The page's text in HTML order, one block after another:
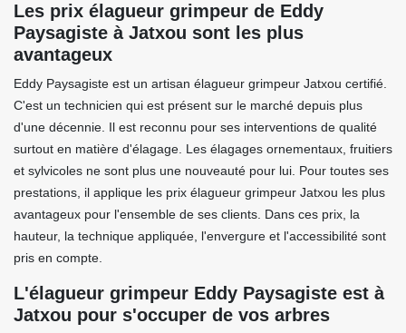
Les prix élagueur grimpeur de Eddy
Paysagiste à Jatxou sont les plus
avantageux
Eddy Paysagiste est un artisan élagueur grimpeur Jatxou certifié.
C'est un technicien qui est présent sur le marché depuis plus
d'une décennie. Il est reconnu pour ses interventions de qualité
surtout en matière d'élagage. Les élagages ornementaux, fruitiers
et sylvicoles ne sont plus une nouveauté pour lui. Pour toutes ses
prestations, il applique les prix élagueur grimpeur Jatxou les plus
avantageux pour l'ensemble de ses clients. Dans ces prix, la
hauteur, la technique appliquée, l'envergure et l'accessibilité sont
pris en compte.
L'élagueur grimpeur Eddy Paysagiste est à
Jatxou pour s'occuper de vos arbres